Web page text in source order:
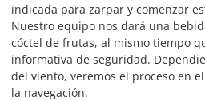
indicada para zarpar y comenzar
Nuestro equipo nos dará una
cóctel de frutas, al mismo tiempo
informativa de seguridad.
del viento, veremos el proceso en
la navegación.